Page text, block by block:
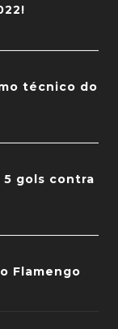
técnico do
5 gols contra
Flamengo